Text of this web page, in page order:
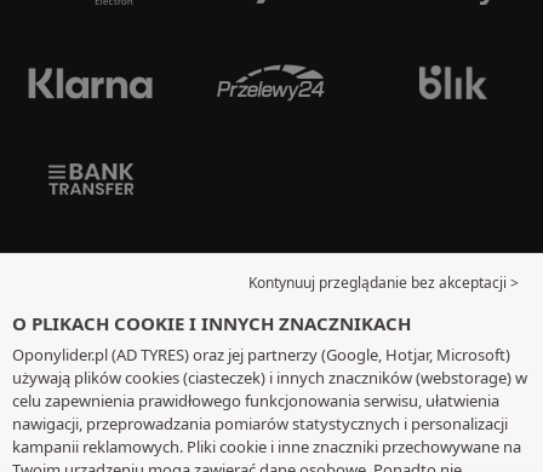
Kontynuuj przeglądanie bez akceptacji >
O PLIKACH COOKIE I INNYCH ZNACZNIKACH
Oponylider.pl (AD TYRES) oraz jej partnerzy (Google, Hotjar, Microsoft)
używają plików cookies (ciasteczek) i innych znaczników (webstorage) w
celu zapewnienia prawidłowego funkcjonowania serwisu, ułatwienia
nawigacji, przeprowadzania pomiarów statystycznych i personalizacji
kampanii reklamowych. Pliki cookie i inne znaczniki przechowywane na